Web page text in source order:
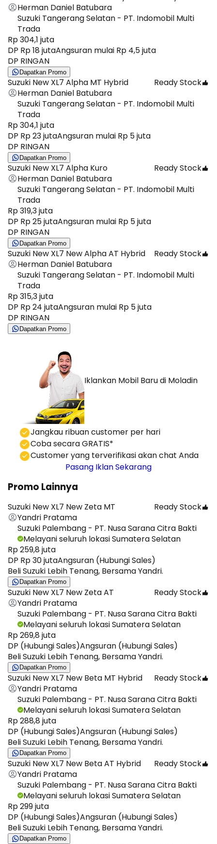
Herman Daniel Batubara
Suzuki Tangerang Selatan - PT. Indomobil Multi
Trada
Rp 304,1 juta
DP Rp 18 jutaAngsuran mulai Rp 4,5 juta
DP RINGAN
Dapatkan Promo
Suzuki New XL7 Alpha MT Hybrid
Ready Stock
Herman Daniel Batubara
Suzuki Tangerang Selatan - PT. Indomobil Multi
Trada
Rp 304,1 juta
DP Rp 23 jutaAngsuran mulai Rp 5 juta
DP RINGAN
Dapatkan Promo
Suzuki New XL7 Alpha Kuro
Ready Stock
Herman Daniel Batubara
Suzuki Tangerang Selatan - PT. Indomobil Multi
Trada
Rp 319,3 juta
DP Rp 25 jutaAngsuran mulai Rp 5 juta
DP RINGAN
Dapatkan Promo
Suzuki New XL7 New Alpha AT Hybrid
Ready Stock
Herman Daniel Batubara
Suzuki Tangerang Selatan - PT. Indomobil Multi
Trada
Rp 315,3 juta
DP Rp 24 jutaAngsuran mulai Rp 5 juta
DP RINGAN
Dapatkan Promo
Iklankan Mobil Barudi Moladin
⁠Jangkau ribuan customer per hari
Coba secara GRATIS*
⁠⁠Customer yang terverifikasi akan chat Anda
Pasang Iklan Sekarang
Promo Lainnya
Suzuki New XL7 New Zeta MT
Ready Stock
Yandri Pratama
Suzuki Palembang - PT. Nusa Sarana Citra Bakti
Melayani seluruh lokasi Sumatera Selatan
Rp 259,8 juta
DP Rp 30 jutaAngsuran (Hubungi Sales)
Beli Suzuki Lebih Tenang, Bersama Yandri.
Dapatkan Promo
Suzuki New XL7 New Zeta AT
Ready Stock
Yandri Pratama
Suzuki Palembang - PT. Nusa Sarana Citra Bakti
Melayani seluruh lokasi Sumatera Selatan
Rp 269,8 juta
DP (Hubungi Sales)Angsuran (Hubungi Sales)
Beli Suzuki Lebih Tenang, Bersama Yandri.
Dapatkan Promo
Suzuki New XL7 New Beta MT Hybrid
Ready Stock
Yandri Pratama
Suzuki Palembang - PT. Nusa Sarana Citra Bakti
Melayani seluruh lokasi Sumatera Selatan
Rp 288,8 juta
DP (Hubungi Sales)Angsuran (Hubungi Sales)
Beli Suzuki Lebih Tenang, Bersama Yandri.
Dapatkan Promo
Suzuki New XL7 New Beta AT Hybrid
Ready Stock
Yandri Pratama
Suzuki Palembang - PT. Nusa Sarana Citra Bakti
Melayani seluruh lokasi Sumatera Selatan
Rp 299 juta
DP (Hubungi Sales)Angsuran (Hubungi Sales)
Beli Suzuki Lebih Tenang, Bersama Yandri.
Dapatkan Promo